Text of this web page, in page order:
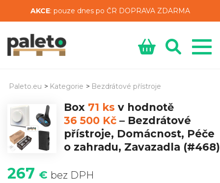
AKCE: pouze dnes po ČR DOPRAVA ZDARMA
Paleto.eu > Kategorie > Bezdrátové přístroje
Box 71 ks v hodnotě
36 500 Kč – Bezdrátové
přístroje, Domácnost, Péče
o zahradu, Zavazadla (#468)
267 € bez DPH